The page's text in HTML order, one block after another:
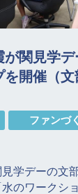
が関見学
を開催（
ファンづ
学デーの文
のワークシ